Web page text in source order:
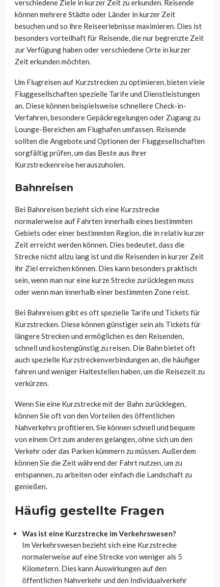
verschiedene Ziele in kurzer Zeit zu erkunden. Reisende
können mehrere Städte oder Länder in kurzer Zeit
besuchen und so ihre Reiseerlebnisse maximieren. Dies ist
besonders vorteilhaft für Reisende, die nur begrenzte Zeit
zur Verfügung haben oder verschiedene Orte in kurzer
Zeit erkunden möchten.
Um Flugreisen auf Kurzstrecken zu optimieren, bieten viele
Fluggesellschaften spezielle Tarife und Dienstleistungen
an. Diese können beispielsweise schnellere Check-in-
Verfahren, besondere Gepäckregelungen oder Zugang zu
Lounge-Bereichen am Flughafen umfassen. Reisende
sollten die Angebote und Optionen der Fluggesellschaften
sorgfältig prüfen, um das Beste aus ihrer
Kurzstreckenreise herauszuholen.
Bahnreisen
Bei Bahnreisen bezieht sich eine Kurzstrecke
normalerweise auf Fahrten innerhalb eines bestimmten
Gebiets oder einer bestimmten Region, die in relativ kurzer
Zeit erreicht werden können. Dies bedeutet, dass die
Strecke nicht allzu lang ist und die Reisenden in kurzer Zeit
ihr Ziel erreichen können. Dies kann besonders praktisch
sein, wenn man nur eine kurze Strecke zurücklegen muss
oder wenn man innerhalb einer bestimmten Zone reist.
Bei Bahnreisen gibt es oft spezielle Tarife und Tickets für
Kurzstrecken. Diese können günstiger sein als Tickets für
längere Strecken und ermöglichen es den Reisenden,
schnell und kostengünstig zu reisen. Die Bahn bietet oft
auch spezielle Kurzstreckenverbindungen an, die häufiger
fahren und weniger Haltestellen haben, um die Reisezeit zu
verkürzen.
Wenn Sie eine Kurzstrecke mit der Bahn zurücklegen,
können Sie oft von den Vorteilen des öffentlichen
Nahverkehrs profitieren. Sie können schnell und bequem
von einem Ort zum anderen gelangen, ohne sich um den
Verkehr oder das Parken kümmern zu müssen. Außerdem
können Sie die Zeit während der Fahrt nutzen, um zu
entspannen, zu arbeiten oder einfach die Landschaft zu
genießen.
Häufig gestellte Fragen
Was ist eine Kurzstrecke im Verkehrswesen?
Im Verkehrswesen bezieht sich eine Kurzstrecke
normalerweise auf eine Strecke von weniger als 5
Kilometern. Dies kann Auswirkungen auf den
öffentlichen Nahverkehr und den Individualverkehr